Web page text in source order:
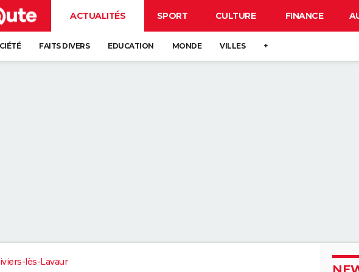
ACTUALITÉS SPORT CULTURE FINANCE
FAITS DIVERS EDUCATION MONDE VILLES +
lès-Lavaur